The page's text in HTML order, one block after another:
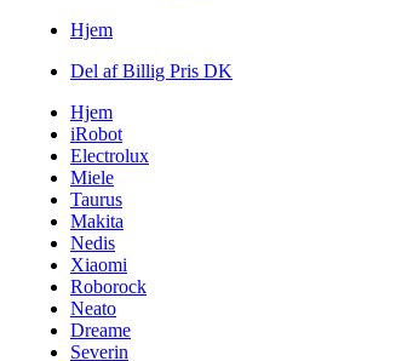
Hjem
Del af Billig Pris DK
Hjem
iRobot
Electrolux
Miele
Taurus
Makita
Nedis
Xiaomi
Roborock
Neato
Dreame
Severin